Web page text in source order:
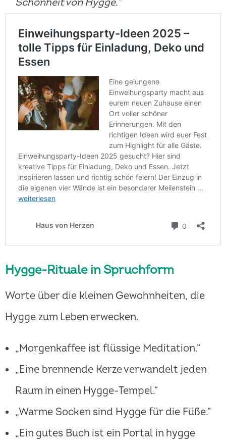
Hygge-Rituale in Spruchform
Worte über die kleinen Gewohnheiten, die
Hygge zum Leben erwecken.
„Morgenkaffee ist flüssige Meditation.“
„Eine brennende Kerze verwandelt jeden
Raum in einen Hygge-Tempel.“
„Warme Socken sind Hygge für die Füße.“
„Ein gutes Buch ist ein Portal in hygge